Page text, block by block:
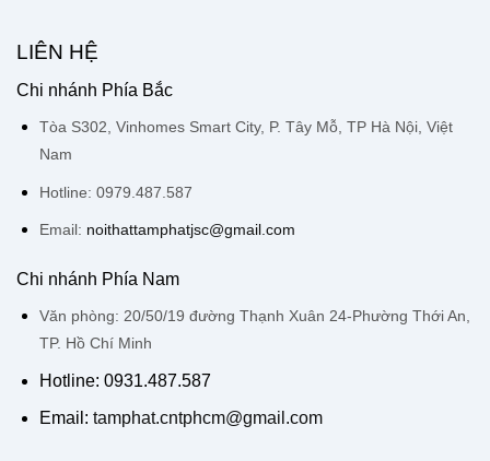
LIÊN HỆ
Chi nhánh Phía Bắc
Tòa S302, Vinhomes Smart City, P. Tây Mỗ, TP Hà Nội, Việt
Nam
Hotline: 0979.487.587
Email: noithattamphatjsc@gmail.com
Chi nhánh Phía Nam
Văn phòng: 20/50/19 đường Thạnh Xuân 24-Phường Thới An,
TP. Hồ Chí Minh
Hotline: 0931.487.587
Email: tamphat.cntphcm@gmail.com